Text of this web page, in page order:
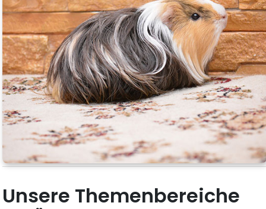
Unsere Themenbereiche